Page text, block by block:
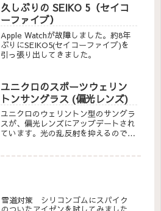
久しぶりの SEIKO 5（セイコ
ーファイブ）
Apple Watchが故障しました。約8年
ぶりにSEIKO5(セイコーファイブ)を
引っ張り出してきました。
ユニクロのスポーツウェリン
トンサングラス (偏光レンズ)
ユニクロのウェリントン型のサングラ
スが、偏光レンズにアップデートされ
ています。光の乱反射を抑えるので、
雪道対策 シリコンゴムにスパイク